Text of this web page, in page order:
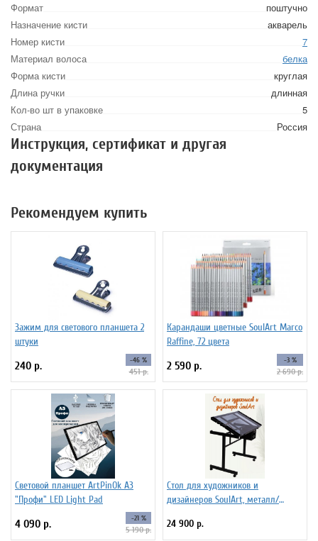
Формат
поштучно
Назначение кисти
акварель
Номер кисти
7
Материал волоса
белка
Форма кисти
круглая
Длина ручки
длинная
Кол-во шт в упаковке
5
Страна
Россия
Инструкция, сертификат и другая
документация
Рекомендуем купить
Зажим для светового планшета 2
штуки
240 р. -46 %
451 р.
Карандаши цветные SoulArt Marco
Raffine, 72 цвета
2 590 р. -3 %
2 690 р.
Световой планшет ArtPinOk А3
"Профи" LED Light Pad
4 090 р. -21 %
5 190 р.
Стол для художников и
дизайнеров SoulArt, металл/
24 900 р.